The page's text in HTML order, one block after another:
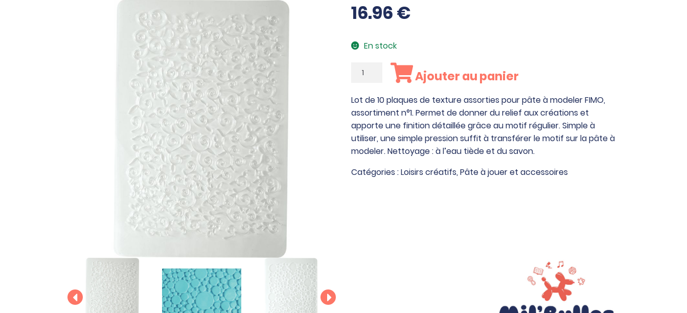
16.96€
En stock
quantité
de
10
plaques
de
texture
assorties
Ajouter au panier
Lot de 10 plaques de texture assorties pour pâte à modeler FIMO,
assortiment n°1. Permet de donner du relief aux créations et
apporte une finition détaillée grâce au motif régulier. Simple à
utiliser, une simple pression suffit à transférer le motif sur la pâte à
modeler. Nettoyage : à l’eau tiède et du savon.
Catégories :Loisirs créatifs, Pâte à jouer et accessoires